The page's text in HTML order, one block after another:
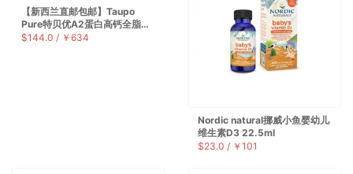
【新西兰直邮包邮】Taupo
Pure特贝优A2蛋白高钙全脂奶
粉 1kg 6袋/箱（保质期:2027
$144.0 / ￥634
Nordic natural挪威小鱼婴幼儿
维生素D3 22.5ml
$23.0 / ￥101